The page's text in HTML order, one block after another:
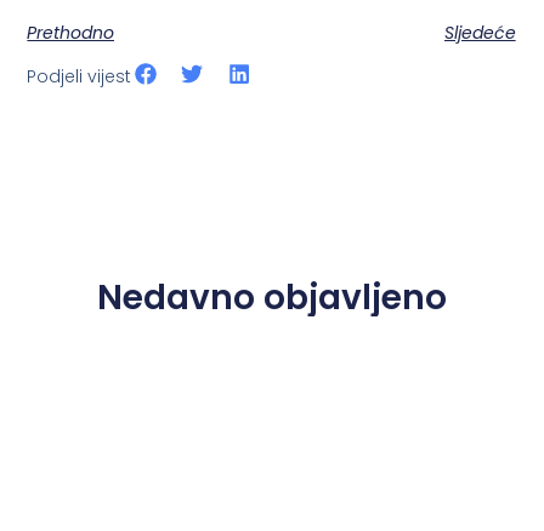
Prethodno
Sljedeće
Podjeli vijest
Nedavno objavljeno